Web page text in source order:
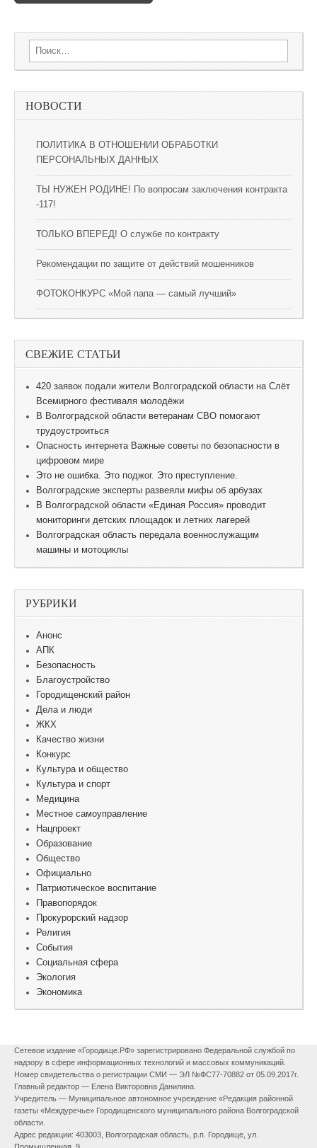
Search for:
НОВОСТИ
ПОЛИТИКА В ОТНОШЕНИИ ОБРАБОТКИ
ПЕРСОНАЛЬНЫХ ДАННЫХ
ТЫ НУЖЕН РОДИНЕ! По вопросам заключения контракта
-117!
ТОЛЬКО ВПЕРЕД! О службе по контракту
Рекомендации по защите от действий мошенников
ФОТОКОНКУРС «Мой папа — самый лучший»
СВЕЖИЕ СТАТЬИ
420 заявок подали жители Волгоградской области на Слёт
Всемирного фестиваля молодёжи
В Волгоградской области ветеранам СВО помогают
трудоустроиться
Опасность интернета Важные советы по безопасности в
цифровом мире
Это не ошибка. Это поджог. Это преступление.
Волгоградские эксперты развеяли мифы об арбузах
В Волгоградской области «Единая Россия» проводит
мониторинги детских площадок и летних лагерей
Волгоградская область передала военнослужащим
машины и мотоциклы
РУБРИКИ
Анонс
АПК
Безопасность
Благоустройство
Городищенский район
Дела и люди
ЖКХ
Качество жизни
Конкурс
Культура и общество
Культура и спорт
Медицина
Местное самоуправление
Нацпроект
Образование
Общество
Официально
Патриотическое воспитание
Правопорядок
Прокурорский надзор
Религия
События
Социальная сфера
Экология
Экономика
Сетевое издание «Городище.РФ» зарегистрировано Федеральной службой по
надзору в сфере информационных технологий и массовых коммуникаций.
Номер свидетельства о регистрации СМИ — ЭЛ №ФС77-70882 от 05.09.2017г.
Главный редактор — Елена Викторовна Данилина.
Учредитель — Муниципальное автономное учреждение «Редакция районной
газеты «Междуречье» Городищенского муниципального района Волгоградской
области.
Адрес редакции: 403003, Волгоградская область, р.п. Городище, ул.